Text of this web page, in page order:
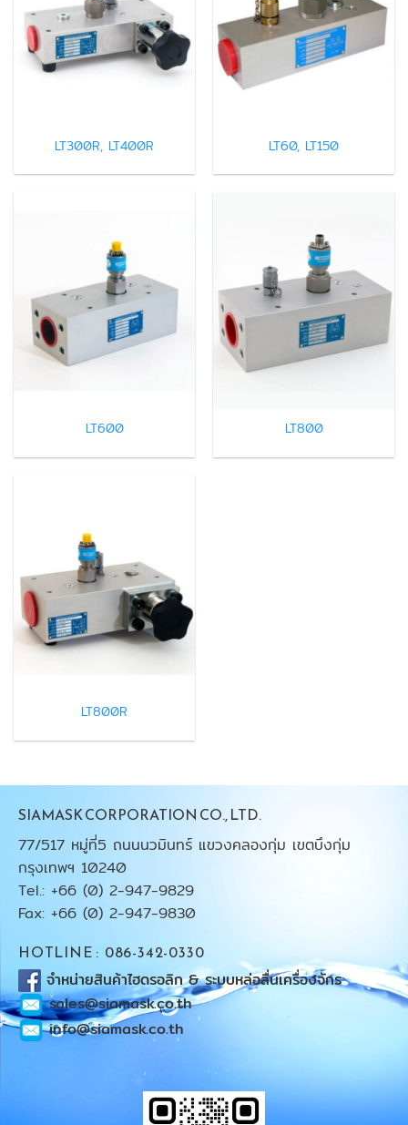
LT300R, LT400R LT60, LT150
LT600 LT800
LT800R
SIAMASK CORPORATION CO., LTD.
77/517 หมู่ที่5 ถนนนวมินทร์ แขวงคลองกุ่ม เขตบึงกุ่ม
กรุงเทพฯ 10240
Tel.: +66 (0) 2-947-9829
Fax: +66 (0) 2-947-9830
HOTLINE : 086-342-0330
จำหน่ายสินค้าไฮดรอลิก & ระบบหล่อลื่นเครื่องจักร
sales@siamask.co.th
info@siamask.co.th